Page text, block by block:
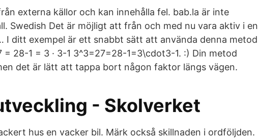
externa källor och kan innehålla fel. bab.la är inte
Swedish Det är möjligt att från och med nu vara aktiv i en
I ditt exempel är ett snabbt sätt att använda denna metod
28-1 = 3 · 3-1 3^3=27=28-1=3\cdot3-1. :) Din metod
det är lätt att tappa bort någon faktor längs vägen.
- Skolverket
hus en vacker bil. Märk också skillnaden i ordföljden.